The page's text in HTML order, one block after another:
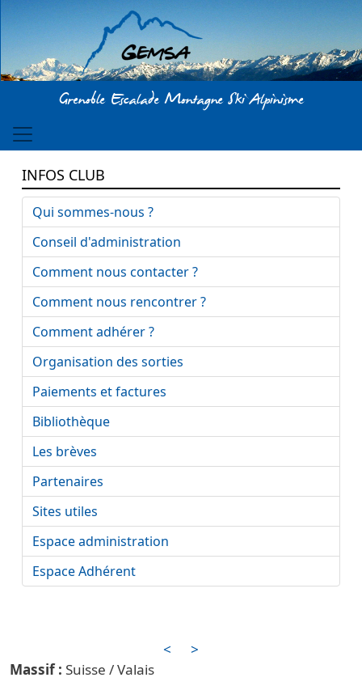
Aller au contenu principal
Grenoble Escalade Montagne Ski Alpinisme
<
>
Suisse / Valais
INFOS CLUB
Qui sommes-nous ?
Conseil d'administration
Comment nous contacter ?
Comment nous rencontrer ?
Comment adhérer ?
Organisation des sorties
Paiements et factures
Bibliothèque
Les brèves
Partenaires
Sites utiles
Espace administration
Espace Adhérent